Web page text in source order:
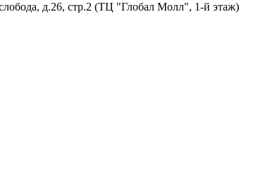
д.26, стр.2 (ТЦ "Глобал Молл", 1-й этаж)